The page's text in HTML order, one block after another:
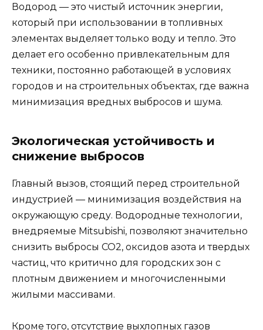
Водород — это чистый источник энергии,
который при использовании в топливных
элементах выделяет только воду и тепло. Это
делает его особенно привлекательным для
техники, постоянно работающей в условиях
городов и на строительных объектах, где важна
минимизация вредных выбросов и шума.
Экологическая устойчивость и
снижение выбросов
Главный вызов, стоящий перед строительной
индустрией — минимизация воздействия на
окружающую среду. Водородные технологии,
внедряемые Mitsubishi, позволяют значительно
снизить выбросы CO2, оксидов азота и твердых
частиц, что критично для городских зон с
плотным движением и многочисленными
жилыми массивами.
Кроме того, отсутствие выхлопных газов